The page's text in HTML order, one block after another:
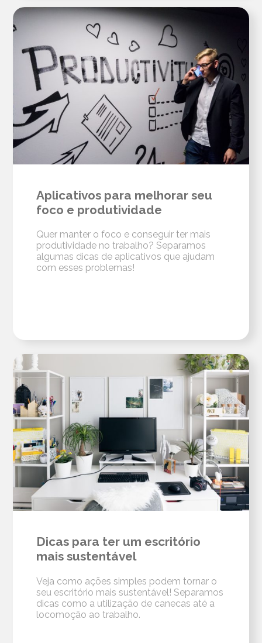
Aplicativos para melhorar seu
foco e produtividade
Quer manter o foco e conseguir ter mais
produtividade no trabalho? Separamos
algumas dicas de aplicativos que ajudam
com esses problemas!
Dicas para ter um escritório
mais sustentável
Veja como ações simples podem tornar o
seu escritório mais sustentável! Separamos
dicas como a utilização de canecas até a
locomoção ao trabalho.